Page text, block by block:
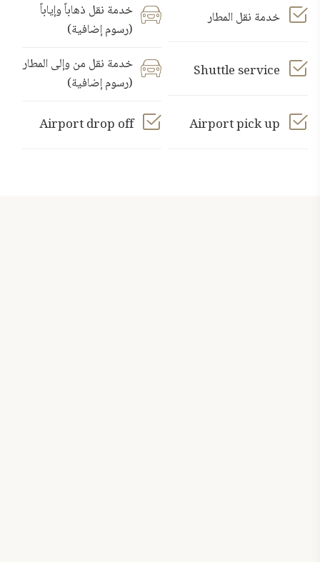
خدمة نقل المطار
خدمة نقل ذهاباً وإياباً
(رسوم إضافية)
Shuttle service
خدمة نقل من وإلى المطار
(رسوم إضافية)
Airport pick up
Airport drop off